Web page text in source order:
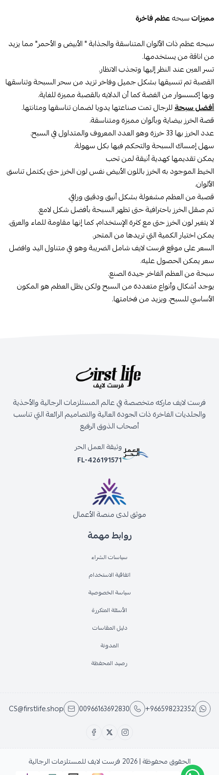
مميزاتسبحهعظم فاخرة
سبحهعظم ذات الألوان المتناسقة والجذابة " الأبيض و الأحمر" مما يزيد
من اناقة من يستخدمها.
تسر العين عند النظر إليها وتجذب الانظار.
القصبة تم تنسيقها بشكل جميل وفاخر تزيد من سحر السبحة وتناسقها
وبها إكسسوار من الفضة كما أن الدلايه بالقصبة مميزة للغاية.
أفضل سبحةللرجال تمت صناعتها يدويا لضمان تناسقها ومتانتها.
قصة الخرز بيضاية وبألوان مميزة ومتناسقة.
عدد الخرز بها 33 خرزة وهو العدد المعروف والمتداول في السبح.
سهل إمساك السبحة والتحكم فيها بكل سهولة.
يمكن تقديمها كهدية أنيقة لمن تحب
الخيط الموجود به الخرز باللون الأبيض نفس لون الخرز حتى يكتمل تناسق
الألوان.
قصبة من العظم مشغولة بشكل أنيق ودقيق وراقي.
تم صقل الخرز باحترافية حتى تظهر السبحة بأفضل شكل لامع.
لا يتغير لون الخرز حتى مع كثرة الإستخدام، كما إنها مقاومة للماء والعرق.
يمكن اختيار الكمية التي تريدها من المتجر.
السعر على موقع فرست لايف شامل الضريبة وهو في متناول اليد وافضل
سعر يمكن الحصول عليه.
سبحة من العظم الفاخر جيدة الصنع.
يوجد أشكال وأنواع متعددة من السبح ولكن يظل العظم هو المكون
الأساسي للسبح، ويزيد من فخامتها.
روابط مهمة
سياسات الشراء
اتفاقية الاستخدام
سياسة الخصوصية
الأسئلة المتكررة
دليل المقاسات
المدونة
رصيد المحفظة
فرست لايف ماركه متخصصة في عالم المستلزمات الرجالية والأحذية
والجلديات الفاخرة ذات الجودة العالية والتصاميم الرائعة التي تناسب
أصحاب الذوق الرفيع
وثيقة العمل الحر
FL-426191571
موثق لدى منصة الأعمال
+966598232352
00966163692830
CS@firstlife.shop
الحقوق محفوظة | 2026 فرست لايف للمستلزمات الرجالية